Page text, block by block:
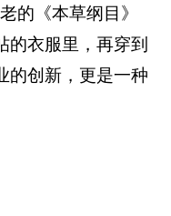
的《本草纲目》
的衣服里，再穿到
的创新，更是一种